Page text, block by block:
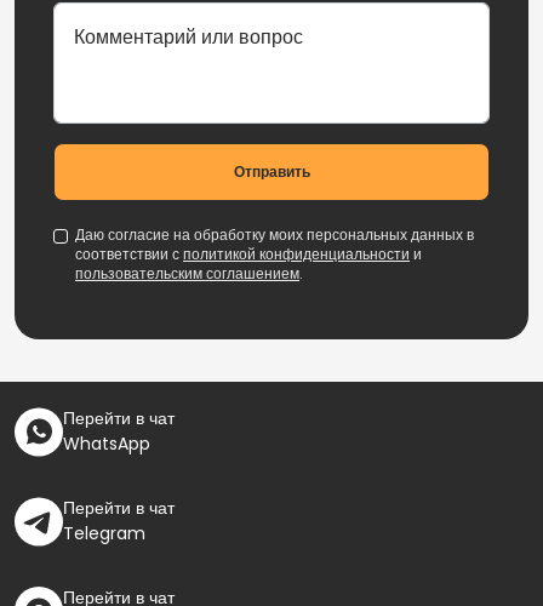
Отправить
Даю согласие на обработку моих персональных данных в
соответствии сполитикой конфиденциальности и
пользовательским соглашением.
Перейти в чат
WhatsApp
Перейти в чат
Telegram
Перейти в чат